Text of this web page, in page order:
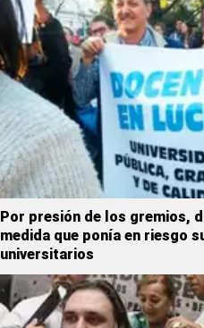
Por presión de los gremios,
medida que ponía en riesgo
universitarios